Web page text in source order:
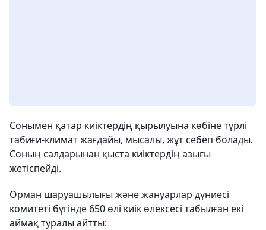
Сонымен қатар киіктердің қырылуына көбіне түрлі
табиғи-климат жағдайы, мысалы, жұт себеп болады.
Соның салдарынан қыста киіктердің азығы
жетіспейді.
Орман шаруашылығы және жануарлар дүниесі
комитеті бүгінде 650 өлі киік өлексесі табылған екі
аймақ туралы айтты: